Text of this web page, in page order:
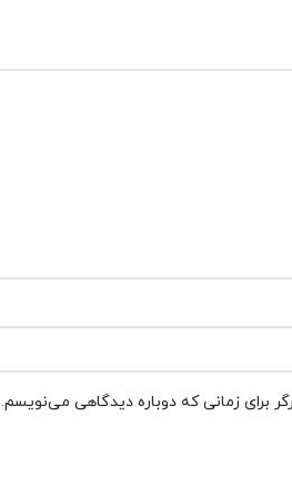
برای زمانی که دوباره دیدگاهی می‌نویسم.